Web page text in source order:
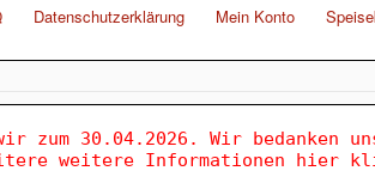
Datenschutzerklärung Mein Konto
zum 30.04.2026. Wir bedanken
weitere Informationen hier